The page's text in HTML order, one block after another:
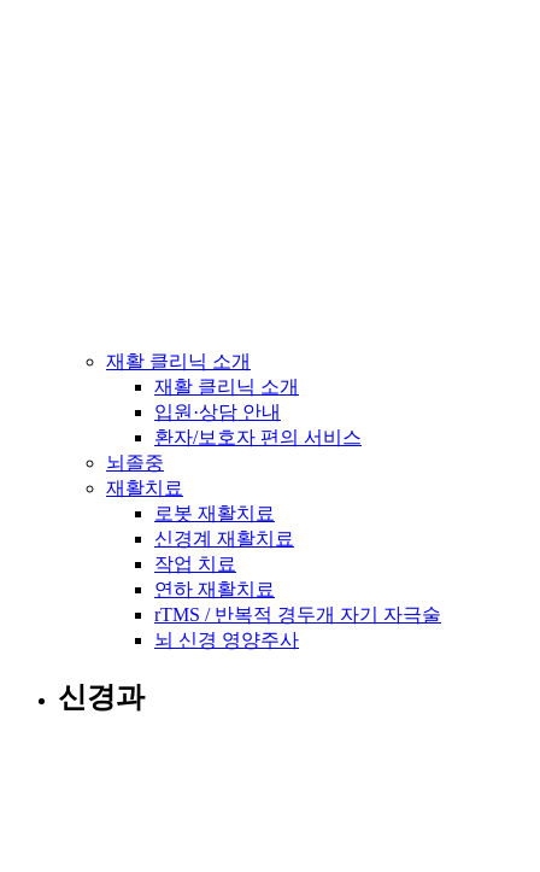
재활 클리닉 소개
재활 클리닉 소개
입원·상담 안내
환자/보호자 편의 서비스
뇌졸중
재활치료
로봇 재활치료
신경계 재활치료
작업 치료
연하 재활치료
rTMS / 반복적 경두개 자기 자극술
뇌 신경 영양주사
신경과